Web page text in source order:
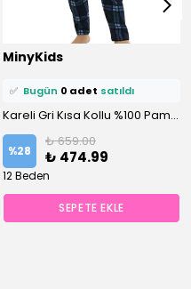
MinyKids
0 kişi
favoriledi!
0 kişi
✅ Bugün 0 adet satıldı
Kareli Gri Kısa Kollu %100 Pamuklu Erkek Çocuk Pijama Takım
%28
₺ 659.00
₺ 474.99
12 Beden
SEPETE EKLE